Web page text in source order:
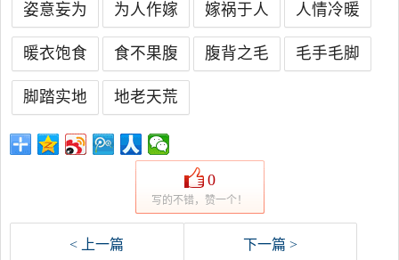
姿意妄为 为人作嫁 嫁祸于人 人情冷暖
暖衣饱食 食不果腹 腹背之毛 毛手毛脚
脚踏实地 地老天荒
0
写的不错，赞一个！
< 上一篇
下一篇 >